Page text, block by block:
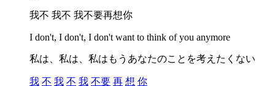
我不 我不 我不要再想你
I don't, I don't, I don't want to think of you anymore
私は、私は、私はもうあなたのことを考えたくない
我 不 我 不 我 不要 再 想 你